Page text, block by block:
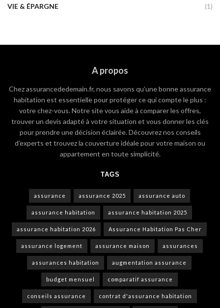
VIE & ÉPARGNE (1)
A propos
Chez assurancededemain.fr, nous savons qu’une bonne assurance
habitation est essentielle pour protéger ce qui compte le plus :
votre chez-vous. Notre site vous aide à comparer les offres,
trouver un devis adapté à votre situation et vous donner les clés
pour prendre une décision éclairée. Découvrez nos conseils
d’experts et trouvez la couverture idéale pour votre maison ou
appartement en toute simplicité.
TAGS
assurance assurance 2025 assurance auto
assurance habitation assurance habitation 2025
assurance habitation 2026 Assurance Habitation Pas Cher
assurance logement assurance maison assurances
assurances habitation augmentation assurance
budget mensuel comparatif assurance
conseils assurance contrat d'assurance habitation